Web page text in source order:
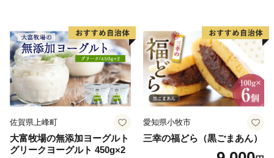
子 菓子 F4N-2298
佐賀県上峰町
大富牧場の無添加ヨーグルト
グリークヨーグルト 450g×2
愛知県小牧市
三幸の福どら（黒ごまあん）